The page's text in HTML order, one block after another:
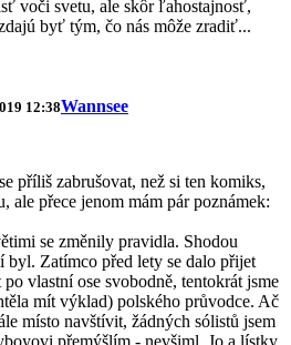
voči svetu, ale skôr ľahostajnosť,
byť tým, čo nás môže zradiť...
12:38Wannsee
příliš zabrušovat, než si ten komiks,
ale přece jenom mám pár poznámek:
se změnily pravidla. Shodou
byl. Zatímco před lety se dalo přijet
vlastní ose svobodně, tentokrát jsme
mít výklad) polského průvodce. Ač
místo navštívit, žádných sólistů jsem